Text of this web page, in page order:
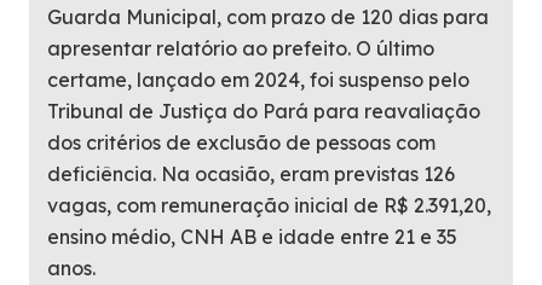
Guarda Municipal, com prazo de 120 dias para
apresentar relatório ao prefeito. O último
certame, lançado em 2024, foi suspenso pelo
Tribunal de Justiça do Pará para reavaliação
dos critérios de exclusão de pessoas com
deficiência. Na ocasião, eram previstas 126
vagas, com remuneração inicial de R$ 2.391,20,
ensino médio, CNH AB e idade entre 21 e 35
anos.